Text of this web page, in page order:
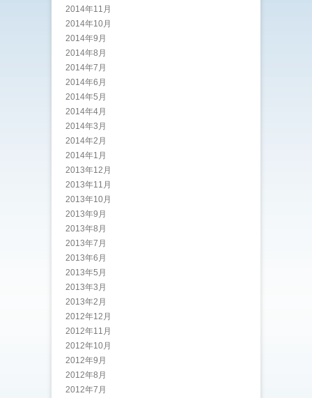
2014年11月
2014年10月
2014年9月
2014年8月
2014年7月
2014年6月
2014年5月
2014年4月
2014年3月
2014年2月
2014年1月
2013年12月
2013年11月
2013年10月
2013年9月
2013年8月
2013年7月
2013年6月
2013年5月
2013年3月
2013年2月
2012年12月
2012年11月
2012年10月
2012年9月
2012年8月
2012年7月